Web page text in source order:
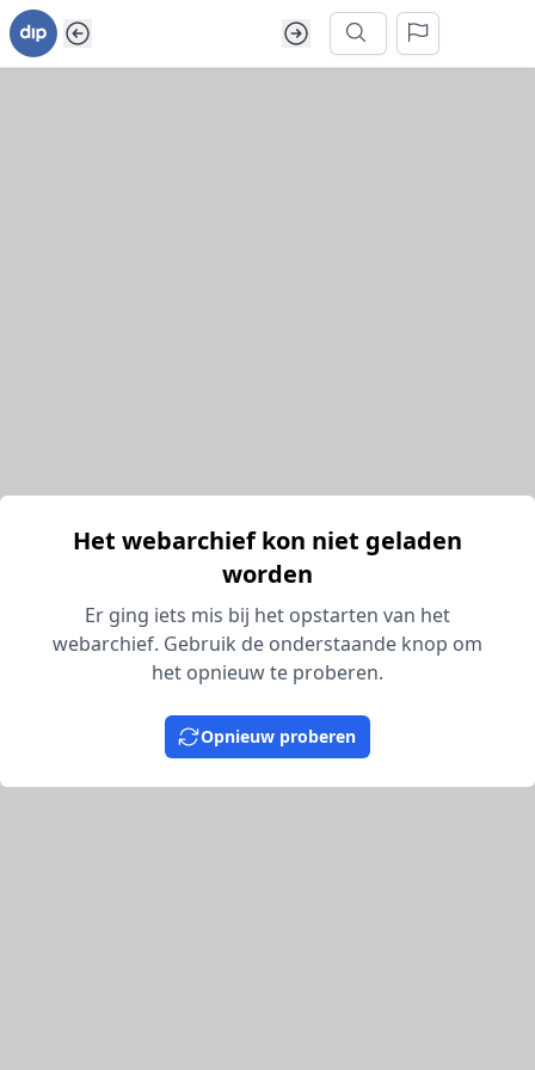
Ga naar inhoud van webarchief
Zoek in dit webarchief
Het webarchief kon niet geladen
worden
Er ging iets mis bij het opstarten van het
webarchief. Gebruik de onderstaande knop om
het opnieuw te proberen.
Opnieuw proberen